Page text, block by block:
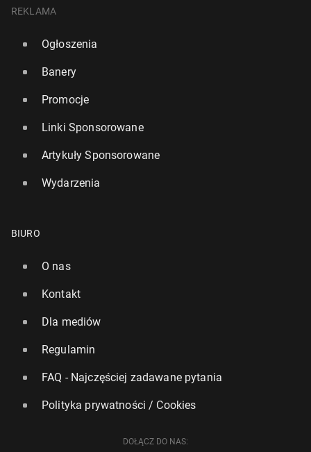
29 czerwca 2024, 10:00
REKLAMA
Ogłoszenia
Banery
Promocje
Linki Sponsorowane
Artykuły Sponsorowane
Wydarzenia
BIURO
O nas
Kontakt
Dla mediów
Regulamin
FAQ - Najczęściej zadawane pytania
Polityka prywatności / Cookies
DOŁĄCZ DO NAS: